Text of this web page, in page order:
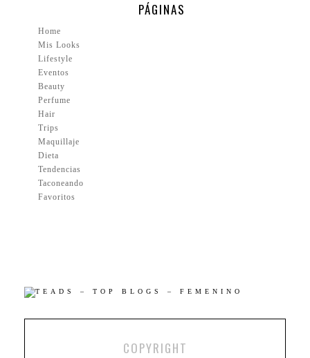
PÁGINAS
Home
Mis Looks
Lifestyle
Eventos
Beauty
Perfume
Hair
Trips
Maquillaje
Dieta
Tendencias
Taconeando
Favoritos
COPYRIGHT